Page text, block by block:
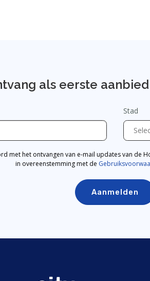
als eerste
Stad
met het ontvangen van e-mail updates van de
in overeenstemming met de